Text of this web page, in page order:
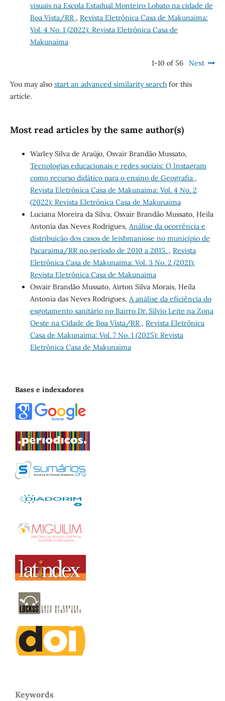
visuais na Escola Estadual Monteiro Lobato na cidade de
Boa Vista/RR , Revista Eletrônica Casa de Makunaima:
Vol. 4 No. 1 (2022): Revista Eletrônica Casa de
Makunaima
1-10 of 56 Next
You may also start an advanced similarity searchfor this
article.
Most read articles by the same author(s)
Warley Silva de Araújo, Osvair Brandão Mussato,
Tecnologias educacionais e redes sociais: O Instagram
como recurso didático para o ensino de Geografia ,
Revista Eletrônica Casa de Makunaima: Vol. 4 No. 2
(2022): Revista Eletrônica Casa de Makunaima
Luciana Moreira da Silva, Osvair Brandão Mussato, Heila
Antonia das Neves Rodrigues, Análise da ocorrência e
distribuição dos casos de leishmaniose no município de
Pacaraima/RR no período de 2010 a 2015. , Revista
Eletrônica Casa de Makunaima: Vol. 3 No. 2 (2021):
Revista Eletrônica Casa de Makunaima
Osvair Brandão Mussato, Airton Silva Morais, Heila
Antonia das Neves Rodrigues, A análise da eficiência do
esgotamento sanitário no Bairro Dr. Sílvio Leite na Zona
Oeste na Cidade de Boa Vista/RR , Revista Eletrônica
Casa de Makunaima: Vol. 7 No. 1 (2025): Revista
Eletrônica Casa de Makunaima
Bases e indexadores
Keywords